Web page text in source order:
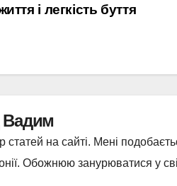
і легкість буття
Вадим
статей на сайті. Мені
Обожнюю занурюватися у